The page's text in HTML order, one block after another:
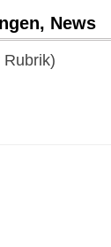
News
Rubrik)